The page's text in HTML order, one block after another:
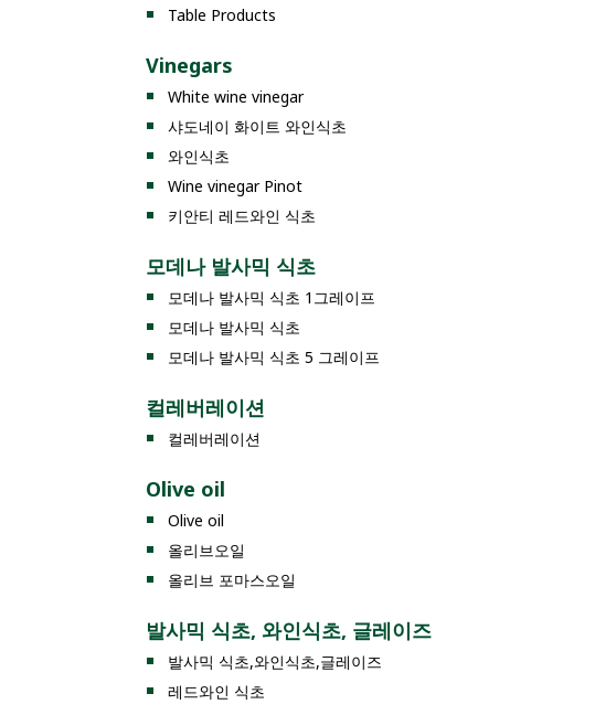
Table Products
Vinegars
White wine vinegar
샤도네이 화이트 와인식초
와인식초
Wine vinegar Pinot
키안티 레드와인 식초
모데나 발사믹 식초
모데나 발사믹 식초 1그레이프
모데나 발사믹 식초
모데나 발사믹 식초 5 그레이프
컬레버레이션
컬레버레이션
Olive oil
Olive oil
올리브오일
올리브 포마스오일
발사믹 식초, 와인식초, 글레이즈
발사믹 식초,와인식초,글레이즈
레드와인 식초